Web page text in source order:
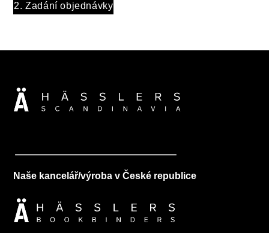
2. Zadání objednávky
Naše kancelář/výroba v České republice